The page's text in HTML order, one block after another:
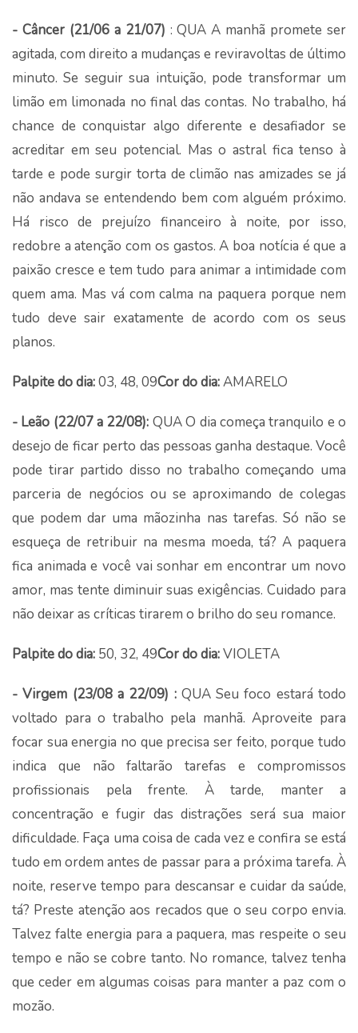
- Câncer (21/06 a 21/07) : QUA A manhã promete ser
agitada, com direito a mudanças e reviravoltas de último
minuto. Se seguir sua intuição, pode transformar um
limão em limonada no final das contas. No trabalho, há
chance de conquistar algo diferente e desafiador se
acreditar em seu potencial. Mas o astral fica tenso à
tarde e pode surgir torta de climão nas amizades se já
não andava se entendendo bem com alguém próximo.
Há risco de prejuízo financeiro à noite, por isso,
redobre a atenção com os gastos. A boa notícia é que a
paixão cresce e tem tudo para animar a intimidade com
quem ama. Mas vá com calma na paquera porque nem
tudo deve sair exatamente de acordo com os seus
planos.
Palpite do dia:03, 48, 09Cor do dia:AMARELO
- Leão (22/07 a 22/08): QUA O dia começa tranquilo e o
desejo de ficar perto das pessoas ganha destaque. Você
pode tirar partido disso no trabalho começando uma
parceria de negócios ou se aproximando de colegas
que podem dar uma mãozinha nas tarefas. Só não se
esqueça de retribuir na mesma moeda, tá? A paquera
fica animada e você vai sonhar em encontrar um novo
amor, mas tente diminuir suas exigências. Cuidado para
não deixar as críticas tirarem o brilho do seu romance.
Palpite do dia: 50, 32, 49Cor do dia:VIOLETA
- Virgem (23/08 a 22/09) :QUA Seu foco estará todo
voltado para o trabalho pela manhã. Aproveite para
focar sua energia no que precisa ser feito, porque tudo
indica que não faltarão tarefas e compromissos
profissionais pela frente. À tarde, manter a
concentração e fugir das distrações será sua maior
dificuldade. Faça uma coisa de cada vez e confira se está
tudo em ordem antes de passar para a próxima tarefa. À
noite, reserve tempo para descansar e cuidar da saúde,
tá? Preste atenção aos recados que o seu corpo envia.
Talvez falte energia para a paquera, mas respeite o seu
tempo e não se cobre tanto. No romance, talvez tenha
que ceder em algumas coisas para manter a paz com o
mozão.